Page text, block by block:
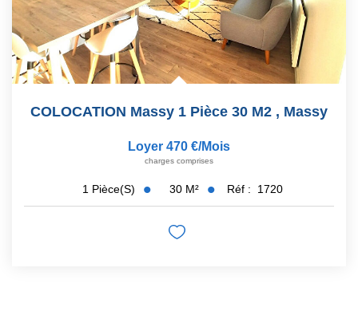
COLOCATION Massy 1 Pièce 30 M2 , Massy
Loyer 470 €/mois
charges comprises
1 Pièce(s) 30 M² Réf : 1720